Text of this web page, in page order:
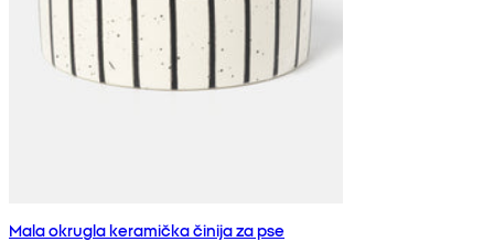
Mala okrugla keramička činija za pse